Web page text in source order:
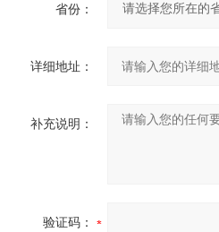
省份：
详细地址：
补充说明：
验证码：